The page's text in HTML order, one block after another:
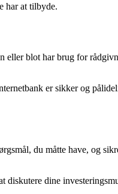
har at tilbyde.
eller blot har brug for
er sikker og
du måtte have, og
diskutere dine